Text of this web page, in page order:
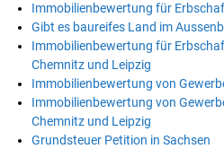
Immobilienbewertung für
Gibt es baureifes Land im
Immobilienbewertung für
Chemnitz und Leipzig
Immobilienbewertung von
Immobilienbewertung von
Chemnitz und Leipzig
Grundsteuer Petition in Sachsen